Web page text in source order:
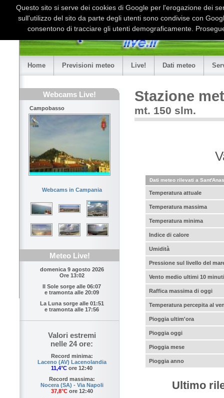
Home Previsioni meteo Live! Dati meteo
Webcams Live!
Campobasso
Webcams in Campania
Meteo Live!
domenica 9 agosto 2026
Ore 13:02
Il Sole sorge alle 06:07
e tramonta alle 20:09
La Luna sorge alle 01:51
e tramonta alle 17:56
Valori estremi
nelle 24 ore:
Record minima:
Laceno (AV) Lacenolandia
11,4°C ore 12:40
Record massima:
Nocera (SA) - Via Napoli
37,8°Core 12:40
Stazione
mt. 150 slm.
Dati meteo rilevati a
Temperatura attuale
Temperatura massima
Temperatura minima
Indice di calore
Umidità
Pressione sul livello del
Vento medio ultimi 10 minuti
Raffica massima di oggi
Temperatura percepita al
Pioggia ultim'ora
Pioggia oggi
Pioggia mese
Pioggia anno
Ultimo
Questo sito si serve dei cookies di Google per l'erogazione dei
sull'utilizzo del sito da parte degli utenti sono condivise con
consentono di tracciare gli utenti demograficamente.